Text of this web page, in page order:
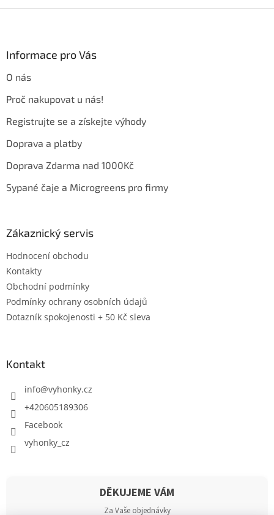
Informace pro Vás
O nás
Proč nakupovat u nás!
Registrujte se a získejte výhody
Doprava a platby
Doprava Zdarma nad 1000Kč
Sypané čaje a Microgreens pro firmy
Zákaznický servis
Hodnocení obchodu
Kontakty
Obchodní podmínky
Podmínky ochrany osobních údajů
Dotazník spokojenosti + 50 Kč sleva
Kontakt
info@vyhonky.cz
+420605189306
Facebook
vyhonky_cz
DĚKUJEME VÁM
Za Vaše objednávky